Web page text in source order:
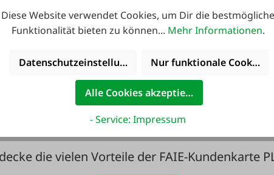
noch Service
36 Monate
die vielen Vorteile der FAIE-Kundenkarte
Diese Website verwendet Cookies, um Dir die bestmögliche
Funktionalität bieten zu können... Mehr Informationen.
Datenschutzeinstellungen Nur funktionale Cookies
Alle Cookies akzeptieren
- Service: Impressum